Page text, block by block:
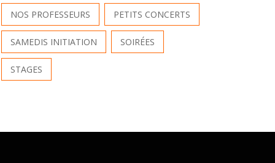
NOS PROFESSEURS PETITS CONCERTS
SAMEDIS INITIATION SOIRÉES
STAGES